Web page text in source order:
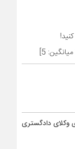
میانگین: 5
]
وکلای دادگستری